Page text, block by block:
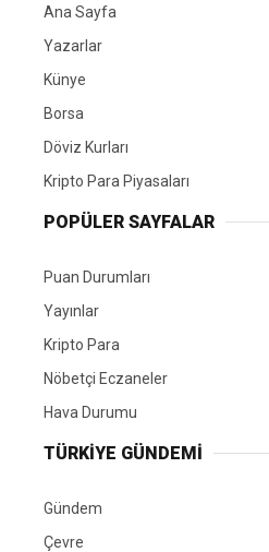
Ana Sayfa
Yazarlar
Künye
Borsa
Döviz Kurları
Kripto Para Piyasaları
POPÜLER SAYFALAR
Puan Durumları
Yayınlar
Kripto Para
Nöbetçi Eczaneler
Hava Durumu
TÜRKIYE GÜNDEMI
Gündem
Çevre